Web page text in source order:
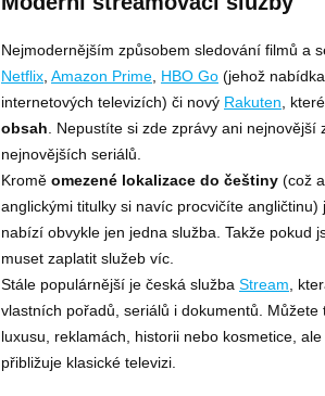
Nejmodernějším způsobem sledování filmů a
Netflix Amazon Prime HBO Go (jehož
internetových televizích) či nový Rakuten ,
obsah . Nepustíte si zde zprávy ani
nejnovějších seriálů.
Kromě omezené lokalizace do češtiny (což
anglickými titulky si navíc procvičíte
nabízí obvykle jen jedna služba. Takže pokud
muset zaplatit služeb víc.
Stále populárnější je česká služba Stream ,
vlastních pořadů, seriálů i dokumentů.
luxusu, reklamách, historii nebo kosmetice,
přibližuje klasické televizi.